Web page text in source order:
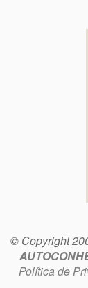
© Copyright
Política de